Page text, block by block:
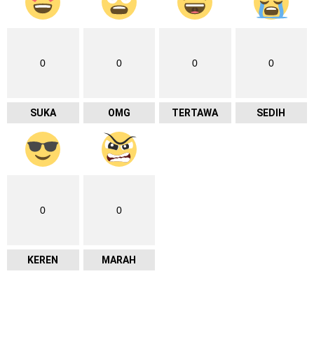
0
SUKA
0
OMG
0
TERTAWA
0
SEDIH
0
KEREN
0
MARAH